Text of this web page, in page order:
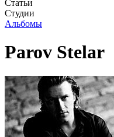
Статьи
Студии
Альбомы
Parov Stelar